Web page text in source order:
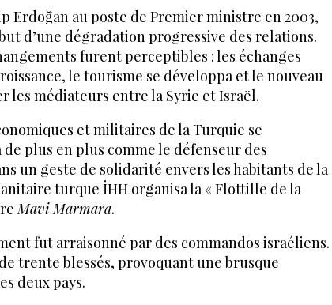
Erdoğan au poste de Premier ministre en 2003,
d’une dégradation progressive des relations.
furent perceptibles : les échanges
le tourisme se développa et le nouveau
les médiateurs entre la Syrie et Israël.
et militaires de la Turquie se
plus en plus comme le défenseur des
un geste de solidarité envers les habitants de la
turque İHH organisa la « Flottille de la
Mavi Marmara.
fut arraisonné par des commandos israéliens.
trente blessés, provoquant une brusque
deux pays.